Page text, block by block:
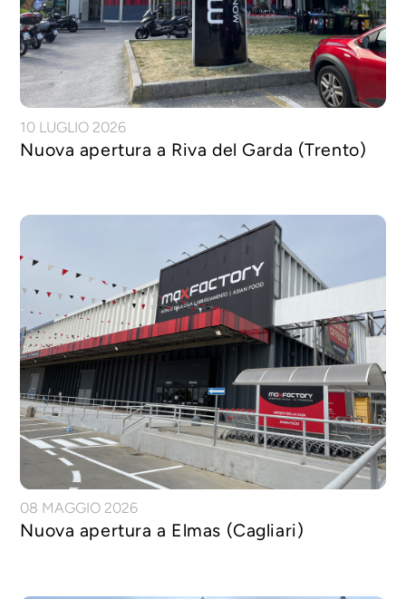
10 LUGLIO 2026
Nuova apertura a Riva del Garda (Trento)
08 MAGGIO 2026
Nuova apertura a Elmas (Cagliari)